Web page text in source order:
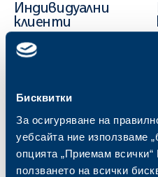
Бисквитки
За осигуряване на
уебсайта ние използваме
опцията „Приемам всички“
ползването на всички
Индивидуални
клиенти
Карти
Спестявания и инвестиции
Частно банкиране
Застраховки
Актуализация на клиентски данни